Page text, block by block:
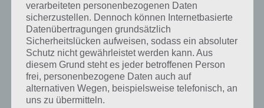
Aktuell gibt es
in Simpsons
Springfield
noch einen
kleinen Teaser,
also einen
verarbeiteten personenbezogenen Daten
sicherzustellen. Dennoch können Internetbasierte
Datenübertragungen grundsätzlich
Sicherheitslücken aufweisen, sodass ein absoluter
Schutz nicht gewährleistet werden kann. Aus
diesem Grund steht es jeder betroffenen Person
frei, personenbezogene Daten auch auf
alternativen Wegen, beispielsweise telefonisch, an
uns zu übermitteln.